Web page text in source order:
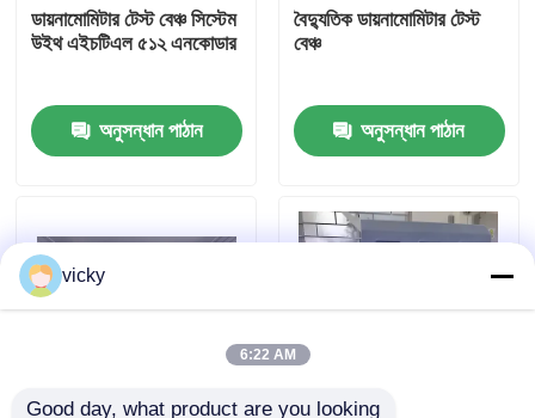
গুণগত মান নিয়ন্ত্রণ
যোগাযোগ করুন
মামলা
হাই স্পিড ডায়নামিটার
ডায়নামোমিটার টেস্ট বেঞ্চ সিস্টেম
উইথ এইচটিএল ৫১২ এনকোডার
অনুসন্ধান পাঠান
বৈদ্যুতিক ডায়নামোমিটার টেস্ট
বেঞ্চ
অনুসন্ধান পাঠান
vicky
6:22 AM
Good day, what product are you looking